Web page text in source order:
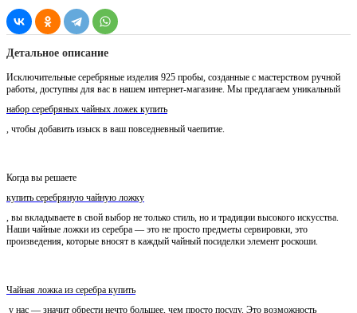
Детальное описание
Исключительные серебряные изделия 925 пробы, созданные с мастерством ручной
работы, доступны для вас в нашем интернет-магазине. Мы предлагаем уникальный
набор серебряных чайных ложек купить
, чтобы добавить изыск в ваш повседневный чаепитие.
Когда вы решаете
купить серебряную чайную ложку
, вы вкладываете в свой выбор не только стиль, но и традиции высокого искусства.
Наши чайные ложки из серебра — это не просто предметы сервировки, это
произведения, которые вносят в каждый чайный посиделки элемент роскоши.
Чайная ложка из серебра купить
у нас — значит обрести нечто большее, чем просто посуду. Это возможность